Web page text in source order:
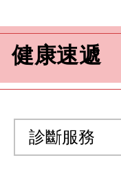
健康速遞
診斷服務